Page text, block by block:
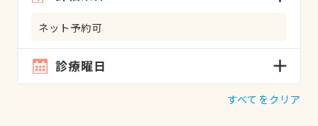
ネット予約可
診療曜日
すべてをクリア